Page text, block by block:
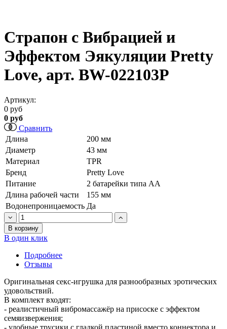
Страпон с Вибрацией и
Эффектом Эякуляции Pretty
Love, арт. BW-022103P
Артикул:
0 руб
0 руб
Сравнить
Длина
200 мм
Диаметр
43 мм
Материал
TPR
Бренд
Pretty Love
Питание
2 батарейки типа АА
Длина рабочей части
155 мм
Водонепроницаемость Да
В корзину
В один клик
Подробнее
Отзывы
Оригинальная секс-игрушка для разнообразных эротических
удовольствий.
В комплект входят:
- реалистичный вибромассажёр на присоске с эффектом
семяизвержения;
- удобные трусики с гладкой пластиной вместо коннектора и